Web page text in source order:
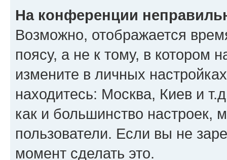
На конференции
Возможно, отображается
поясу, а не к тому, в котором
измените в личных
находитесь: Москва, Киев и
как и большинство настроек,
пользователи. Если вы не
момент сделать это.